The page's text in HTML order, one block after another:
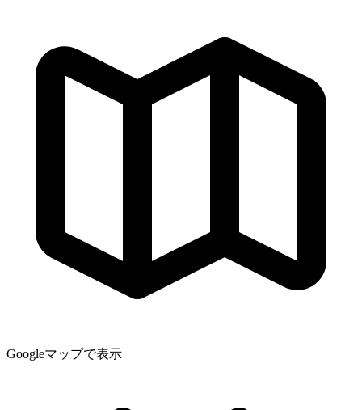
Googleマップで表示